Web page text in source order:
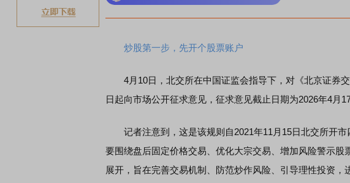
炒股第一步，先开个股票账户
4月10日，北交所在中国证监会指导下，对《北京证券交
日起向市场公开征求意见，征求意见截止日期为2026年4月17
记者注意到，这是该规则自2021年11月15日北交所开市
要围绕盘后固定价格交易、优化大宗交易、增加风险警示股
展开，旨在完善交易机制、防范炒作风险、引导理性投资，